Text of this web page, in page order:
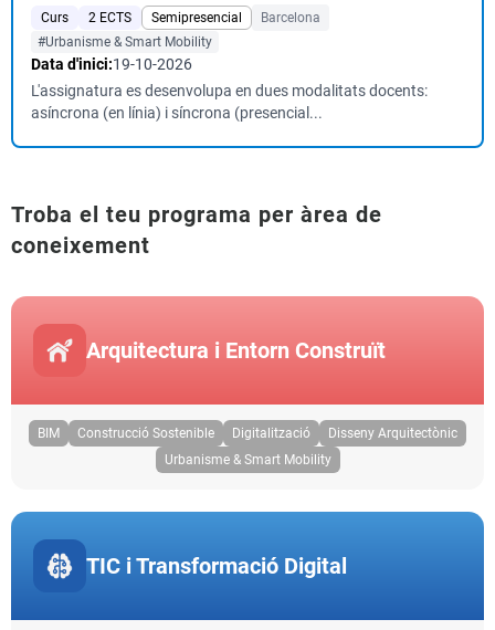
Curs 2 ECTS Semipresencial
Barcelona
#Urbanisme & Smart Mobility
Data d'inici:19-10-2026
L'assignatura es desenvolupa en dues modalitats docents:
asíncrona (en línia) i síncrona (presencial...
Troba el teu programa per àrea de
coneixement
Arquitectura i Entorn Construït
BIM Construcció Sostenible Digitalització
Disseny Arquitectònic
Urbanisme & Smart Mobility
TIC i Transformació Digital